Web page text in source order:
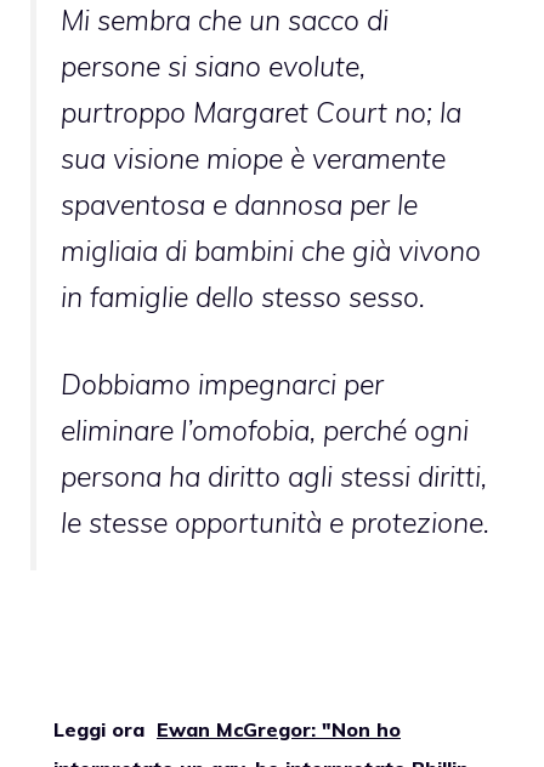
Mi sembra che un sacco di
persone si siano evolute,
purtroppo Margaret Court no; la
sua visione miope è veramente
spaventosa e dannosa per le
migliaia di bambini che già vivono
in famiglie dello stesso sesso.
Dobbiamo impegnarci per
eliminare l’omofobia, perché ogni
persona ha diritto agli stessi diritti,
le stesse opportunità e protezione.
Leggi ora Ewan McGregor: "Non ho